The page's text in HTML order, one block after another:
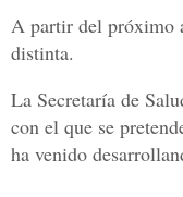
A partir del próximo
distinta.
La Secretaría de
con el que se
ha venido